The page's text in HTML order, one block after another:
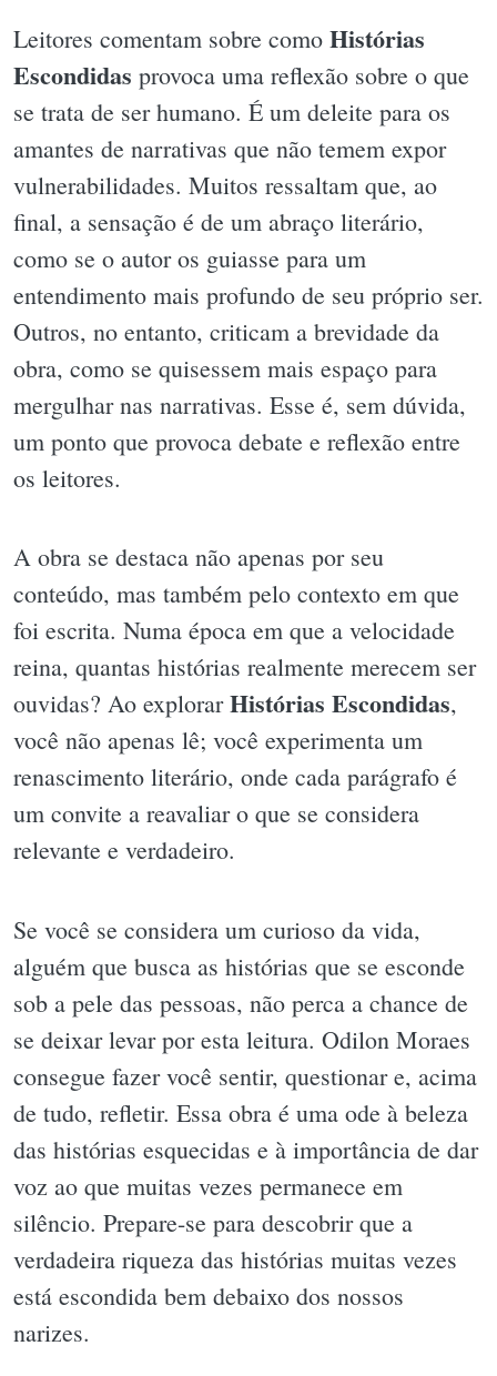
Leitores comentam sobre como Histórias
Escondidas provoca uma reflexão sobre o que
se trata de ser humano. É um deleite para os
amantes de narrativas que não temem expor
vulnerabilidades. Muitos ressaltam que, ao
final, a sensação é de um abraço literário,
como se o autor os guiasse para um
entendimento mais profundo de seu próprio ser.
Outros, no entanto, criticam a brevidade da
obra, como se quisessem mais espaço para
mergulhar nas narrativas. Esse é, sem dúvida,
um ponto que provoca debate e reflexão entre
os leitores.
A obra se destaca não apenas por seu
conteúdo, mas também pelo contexto em que
foi escrita. Numa época em que a velocidade
reina, quantas histórias realmente merecem ser
ouvidas? Ao explorarHistórias Escondidas,
você não apenas lê; você experimenta um
renascimento literário, onde cada parágrafo é
um convite a reavaliar o que se considera
relevante e verdadeiro.
Se você se considera um curioso da vida,
alguém que busca as histórias que se esconde
sob a pele das pessoas, não perca a chance de
se deixar levar por esta leitura. Odilon Moraes
consegue fazer você sentir, questionar e, acima
de tudo, refletir. Essa obra é uma ode à beleza
das histórias esquecidas e à importância de dar
voz ao que muitas vezes permanece em
silêncio. Prepare-se para descobrir que a
verdadeira riqueza das histórias muitas vezes
está escondida bem debaixo dos nossos
narizes.